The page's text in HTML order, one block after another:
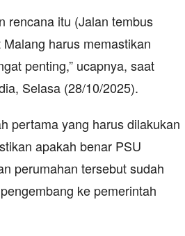
rencana itu (Jalan tembus
harus memastikan
penting,” ucapnya, saat
Selasa (28/10/2025).
pertama yang harus dilakukan
apakah benar PSU
perumahan tersebut sudah
ke pemerintah